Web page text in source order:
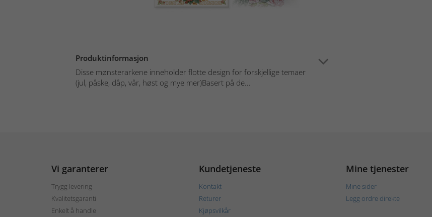
Produktinformasjon
Disse mønsterarkene inneholder flotte design for forskjellige temaer
(jul, påske, dåp, vår, høst og mye mer)Basert på de...
Vi garanterer
Trygg levering
Kvalitetsgaranti
Enkelt å handle
Kundetjeneste
Kontakt
Returer
Kjøpsvilkår
Mine tjenester
Mine sider
Legg ordre direkte